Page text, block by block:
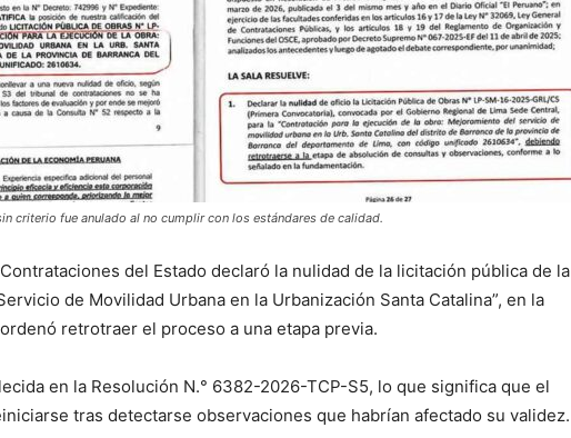
criterio fue anulado al no cumplir con los estándares de calidad.
del Estado declaró la nulidad de la licitación pública de la
de Movilidad Urbana en la Urbanización Santa Catalina”, en la
retrotraer el proceso a una etapa previa.
en la Resolución N.° 6382-2026-TCP-S5, lo que significa que el
tras detectarse observaciones que habrían afectado su validez.